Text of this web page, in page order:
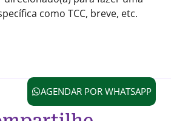
como TCC, breve, etc.
AGENDAR POR WHATSAPP